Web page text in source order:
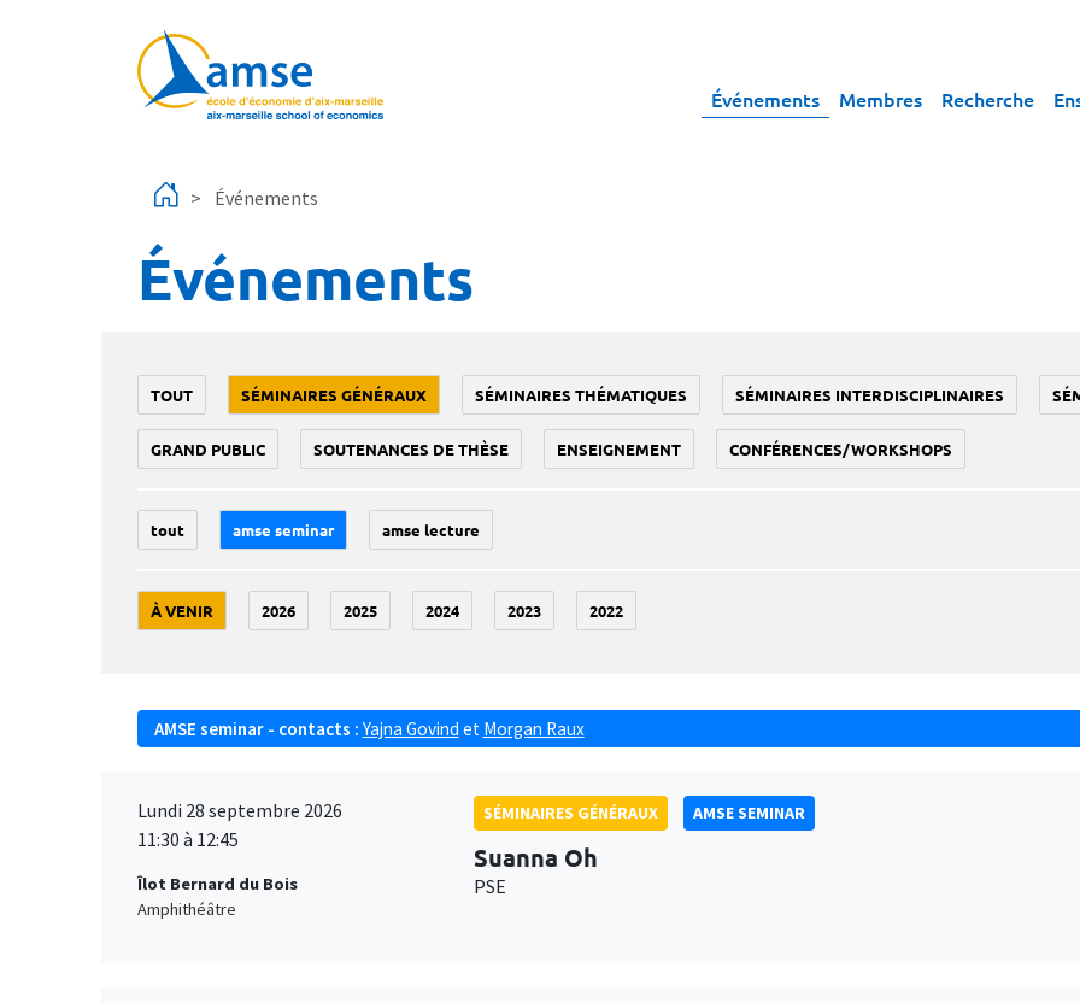
Événements Membres Recherche
Événements
Événements
TOUT SÉMINAIRES GÉNÉRAUX SÉMINAIRES THÉMATIQUES SÉMINAIRES INTERDISCIPLINAIRES
GRAND PUBLIC SOUTENANCES DE THÈSE ENSEIGNEMENT CONFÉRENCES/WORKSHOPS
tout amse seminar amse lecture
À VENIR 2026 2025 2024 2023 2022
AMSE seminar - contacts : Yajna Govind et Morgan Raux
Lundi 28 septembre 2026
11:30 à 12:45
Îlot Bernard du Bois
Amphithéâtre
SÉMINAIRES GÉNÉRAUX AMSE SEMINAR
Suanna Oh
PSE